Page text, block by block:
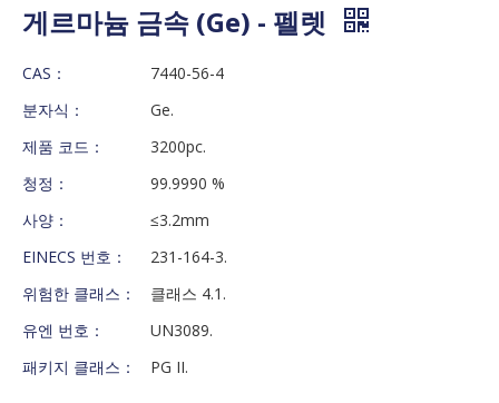
게르마늄 금속 (Ge) - 펠렛
CAS：
7440-56-4
분자식：
Ge.
제품 코드：
3200pc.
청정：
99.9990 %
사양：
≤3.2mm
EINECS 번호：
231-164-3.
위험한 클래스：
클래스 4.1.
유엔 번호：
UN3089.
패키지 클래스：
PG II.